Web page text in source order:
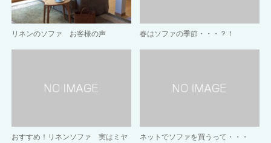
リネンのソファ お客様の声 春はソファの季節・・・？！
おすすめ！リネンソファ 実はミヤ
ネットでソファを買うって・・・